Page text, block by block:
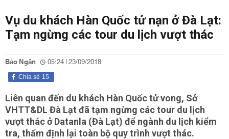
Vụ du khách Hàn Quốc tử nạn ở Đà Lạt:
Tạm ngừng các tour du lịch vượt thác
Bảo Ngân 05:24 | 23/09/2018
15
Chia sẻ
Liên quan đến du khách Hàn Quốc tử vong, Sở
VHTT&DL Đà Lạt đã tạm ngừng các tour du lịch
vượt thác ở Datanla (Đà Lạt) để ngành du lịch kiểm
tra, thẩm định lại toàn bộ quy trình vượt thác.